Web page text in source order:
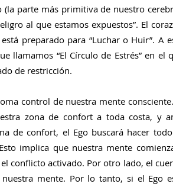
parte más primitiva de nuestro
al que estamos expuestos”. El
preparado para “Luchar o Huir”. A
llamamos “El Círculo de Estrés” en el
de restricción.
control de nuestra mente
zona de confort a toda costa, y
de confort, el Ego buscará hacer
implica que nuestra mente
conflicto activado. Por otro lado, el
mente. Por lo tanto, si el Ego